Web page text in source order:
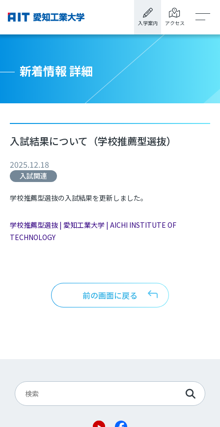
入学案内 アクセス
新着情報 詳細
入試結果について（学校推薦型選抜）
2025.12.18
入試関連
学校推薦型選抜の入試結果を更新しました。
学校推薦型選抜 | 愛知工業大学 | AICHI INSTITUTE OF
TECHNOLOGY
前の画面に戻る